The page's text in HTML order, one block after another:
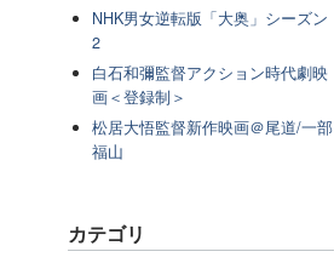
NHK男女逆転版「大奥」シーズン
2
白石和彌監督アクション時代劇映
画＜登録制＞
松居大悟監督新作映画＠尾道/一部
福山
カテゴリ